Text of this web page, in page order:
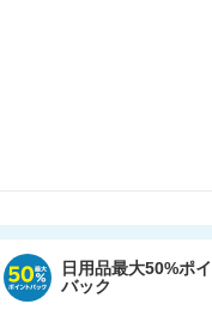
日用品最大50%ポ
バック